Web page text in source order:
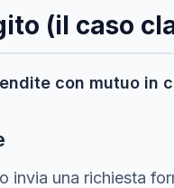
(il caso
con mutuo in
invia una richiesta